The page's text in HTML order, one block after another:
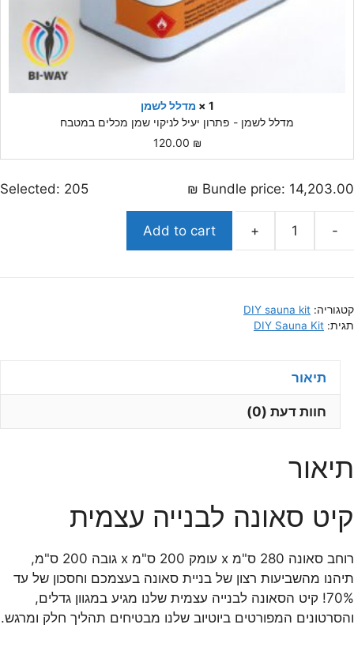
1 ×
מדלל לשמן
מדלל לשמן - פתרון יעיל לניקוי שמן מכלים במטבח
120.00 ₪
Bundle price: 14,203.00
₪
Selected: 205
-
כמות
סאונה
עצמית
+
Add to cart
קטגוריה: DIY sauna kit
תגית: DIY Sauna Kit
תיאור
חוות דעת (0)
תיאור
קיט סאונה לבנייה עצמית
רוחב סאונה 280 ס"מ x עומק 200 ס"מ x גובה 200 ס"מ,
תיהנו מהשביעות רצון של בניית סאונה בעצמכם וחסכון של עד
70%! קיט הסאונה לבנייה עצמית שלנו מגיע במגוון גדלים,
והסרטונים המפורטים ביוטיוב שלנו מבטיחים תהליך חלק ומרגש.